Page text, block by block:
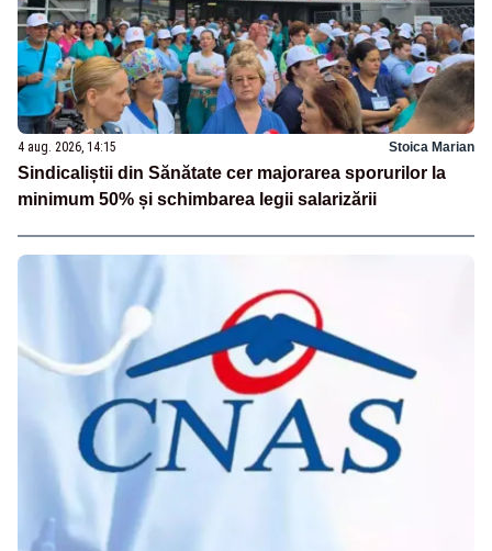
4 aug. 2026, 14:15 Stoica Marian
Sindicaliștii din Sănătate cer majorarea sporurilor la
minimum 50% și schimbarea legii salarizării